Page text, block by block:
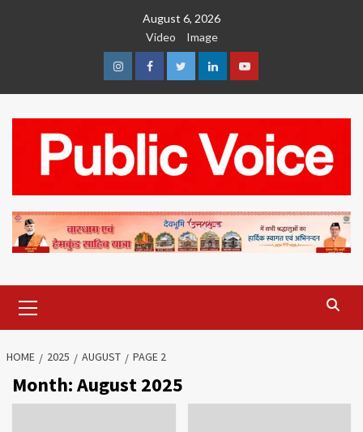
August 6, 2026
Video
Image
InstagramFacebookTwitterLinkedinYoutube
Menu
HOME 2025 AUGUST PAGE 2
Month:August 2025